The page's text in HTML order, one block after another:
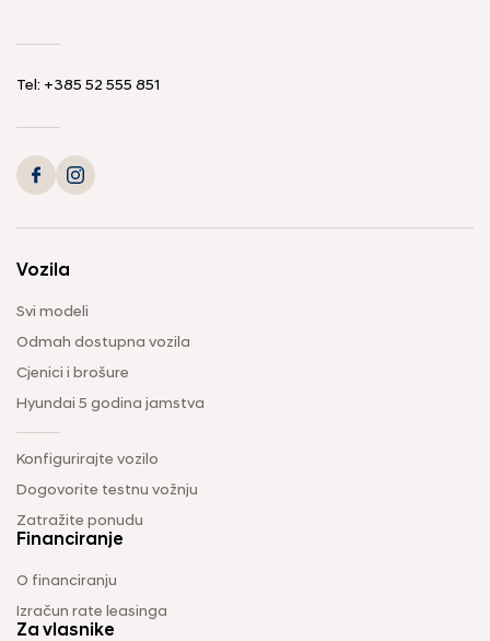
Tel: +385 52 555 851
Vozila
Svi modeli
Odmah dostupna vozila
Cjenici i brošure
Hyundai 5 godina jamstva
Konfigurirajte vozilo
Dogovorite testnu vožnju
Zatražite ponudu
Financiranje
O financiranju
Izračun rate leasinga
Za vlasnike